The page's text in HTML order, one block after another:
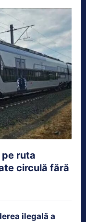
pe ruta
circulă fără
ilegală a